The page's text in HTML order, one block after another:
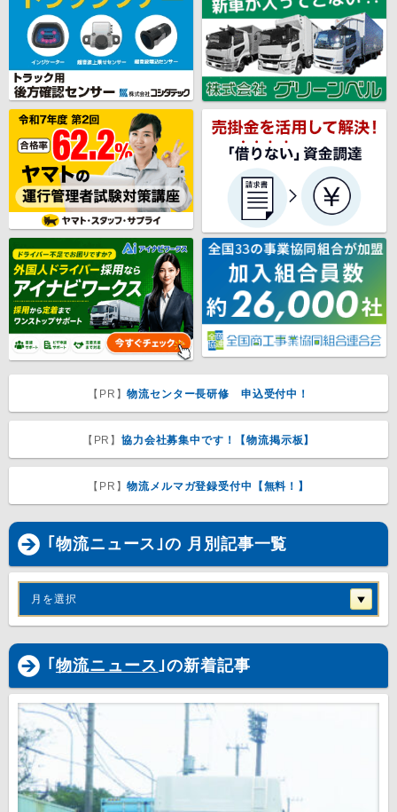
【PR】物流センター長研修 申込受付中！
【PR】協力会社募集中です！【物流掲示板】
【PR】物流メルマガ登録受付中【無料！】
｢物流ニュース｣の 月別記事一覧
月を選択
｢ 物流ニュース｣の新着記事